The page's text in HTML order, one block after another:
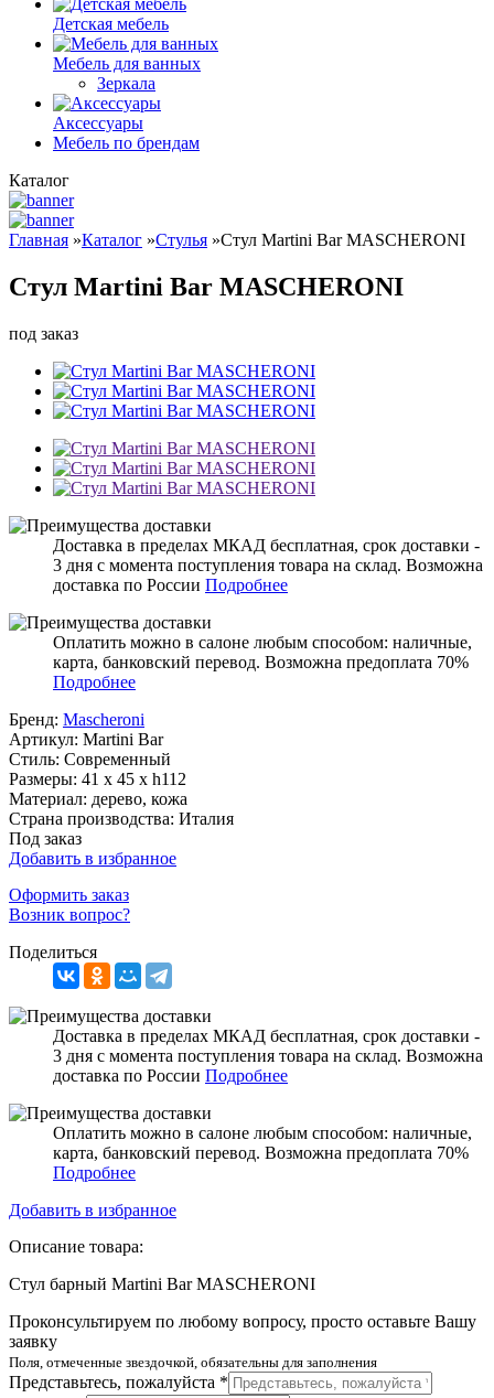
Детская мебель
Мебель для ванных
Зеркала
Аксессуары
Мебель по брендам
Каталог
Главная »Каталог »Стулья »Стул Martini Bar MASCHERONI
Стул Martini Bar MASCHERONI
под заказ
Доставка в пределах МКАД бесплатная, срок доставки -
3 дня с момента поступления товара на склад. Возможна
доставка по России Подробнее
Оплатить можно в салоне любым способом: наличные,
карта, банковский перевод. Возможна предоплата 70%
Подробнее
Бренд: Mascheroni
Артикул: Martini Bar
Стиль: Современный
Размеры: 41 x 45 x h112
Материал: дерево, кожа
Страна производства: Италия
Под заказ
Добавить в избранное
Оформить заказ
Возник вопрос?
Поделиться
Доставка в пределах МКАД бесплатная, срок доставки -
3 дня с момента поступления товара на склад. Возможна
доставка по России Подробнее
Оплатить можно в салоне любым способом: наличные,
карта, банковский перевод. Возможна предоплата 70%
Подробнее
Добавить в избранное
Описание товара:
Стул барный Martini Bar MASCHERONI
Проконсультируем по любому вопросу, просто оставьте Вашу
заявку
Поля, отмеченные звездочкой, обязательны для заполнения
Представьтесь, пожалуйста *